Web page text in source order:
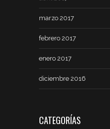
marzo 2017
febrero 2017
enero 2017
diciembre 2016
CATEGORÍAS